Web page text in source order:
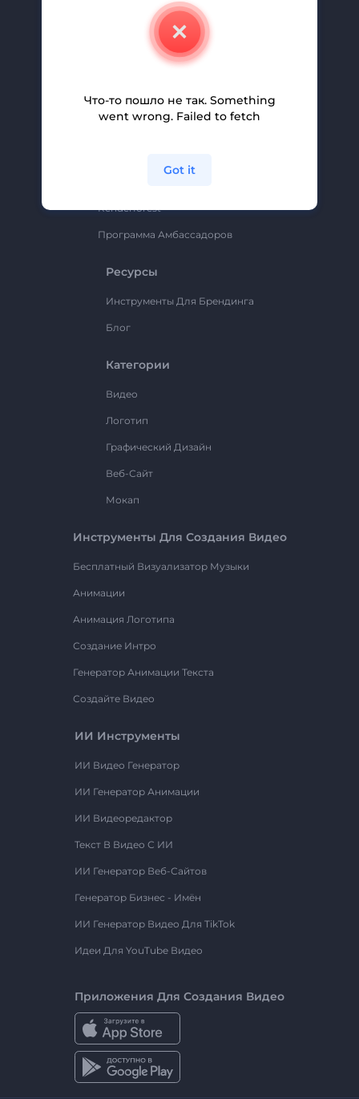
Свяжитесь С Нами
Партнерская Программа
Renderforest
Программа Амбассадоров
Ресурсы
Инструменты Для Брендинга
Блог
Категории
Видео
Логотип
Графический Дизайн
Веб-Сайт
Мокап
Инструменты Для Создания Видео
Бесплатный Визуализатор Музыки
Анимации
Анимация Логотипа
Создание Интро
Генератор Анимации Текста
Создайте Видео
ИИ Инструменты
ИИ Видео Генератор
ИИ Генератор Анимации
ИИ Видеоредактор
Текст В Видео С ИИ
ИИ Генератор Веб-Сайтов
Генератор Бизнес - Имён
ИИ Генератор Видео Для TikTok
Идеи Для YouTube Видео
Приложения Для Создания Видео
Что-то пошло не так. Something
went wrong. Failed to fetch
Got it